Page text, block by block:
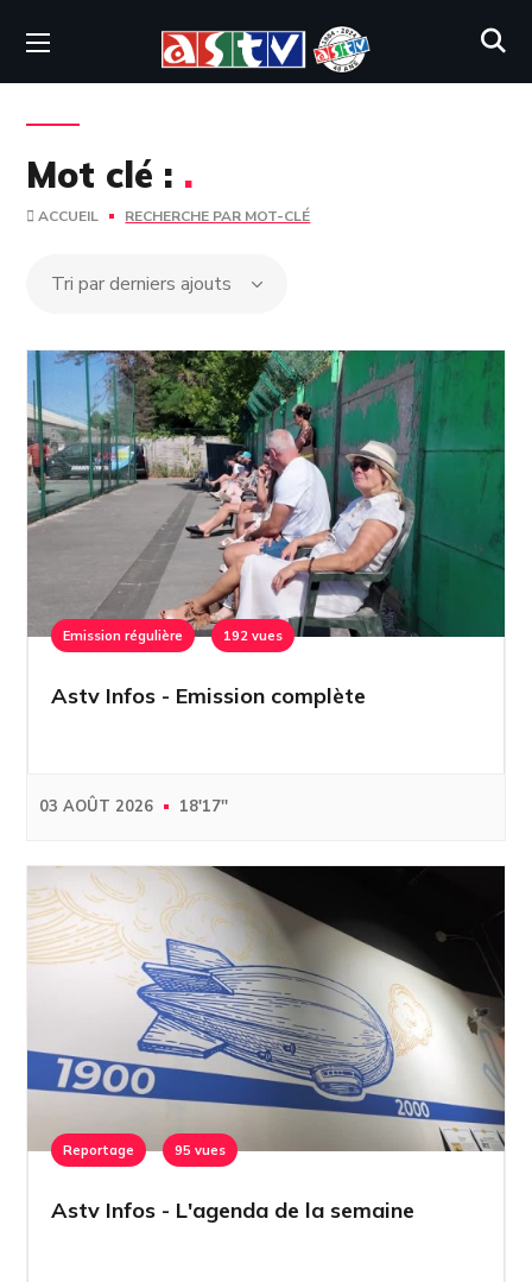
Mot clé : .
ACCUEIL RECHERCHE PAR MOT-CLÉ
Emission régulière 192 vues
Astv Infos - Emission complète
03 AOÛT 2026 18'17''
Reportage 95 vues
Astv Infos - L'agenda de la semaine